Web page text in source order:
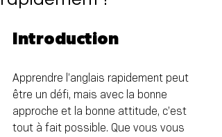
Introduction
Apprendre l’anglais rapidement peut
être un défi, mais avec la bonne
approche et la bonne attitude, c’est
tout à fait possible. Que vous vous